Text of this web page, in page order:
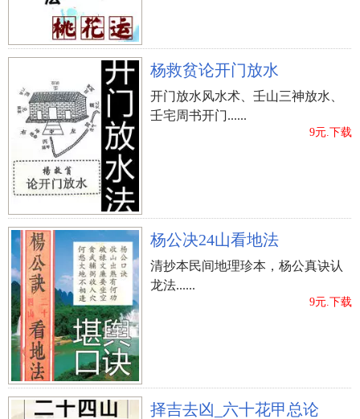
杨救贫论开门放水
开门放水风水术、壬山三神放水、
壬宅周书开门......
9元.下载
杨公决24山看地法
清抄本民间地理珍本，杨公真诀认
龙法......
9元.下载
择吉去凶_六十花甲总论